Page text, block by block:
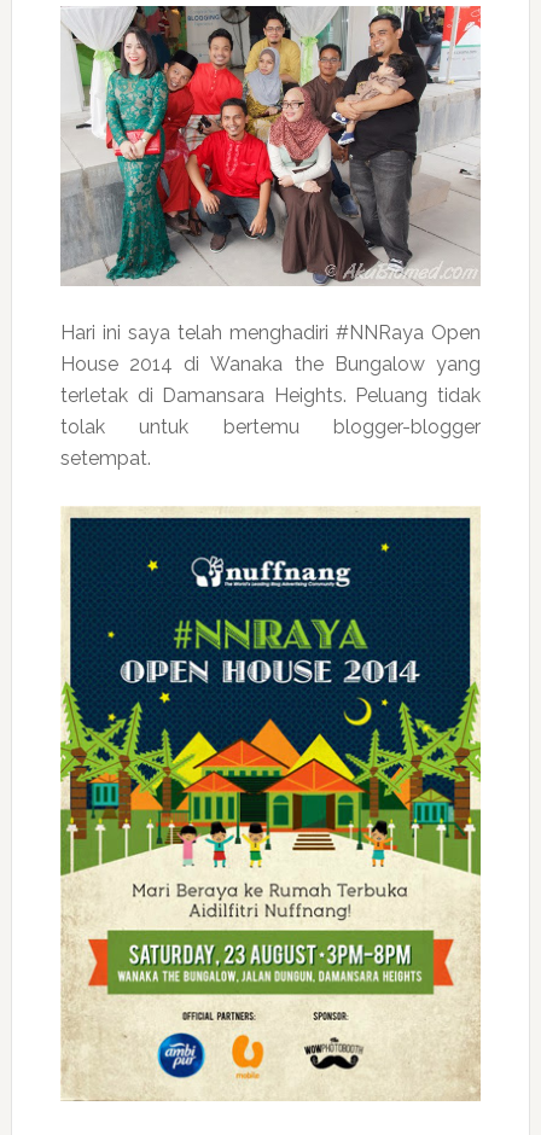
Hari ini saya telah menghadiri #NNRaya Open
House 2014 di Wanaka the Bungalow yang
terletak di Damansara Heights. Peluang tidak
tolak untuk bertemu blogger-blogger
setempat.